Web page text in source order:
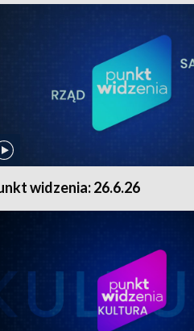
widzenia: 26.6.26